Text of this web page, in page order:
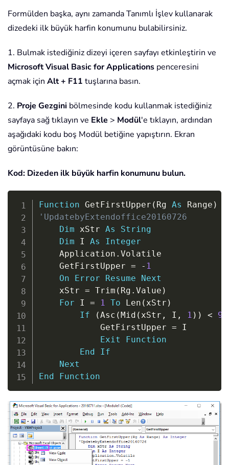
Formülden başka, aynı zamanda Tanımlı İşlev kullanarak
dizedeki ilk büyük harfin konumunu bulabilirsiniz.
1. Bulmak istediğiniz dizeyi içeren sayfayı etkinleştirin ve
Microsoft Visual Basic for Applications penceresini
açmak için Alt + F11 tuşlarına basın.
2. Proje Gezgini bölmesinde kodu kullanmak istediğiniz
sayfaya sağ tıklayın ve Ekle > Modül'e tıklayın, ardından
aşağıdaki kodu boş Modül betiğine yapıştırın. Ekran
görüntüsüne bakın:
Kod: Dizeden ilk büyük harfin konumunu bulun.
Function GetFirstUpper ( Rg As Range )
'UpdatebyExtendoffice20160726
Dim xStr As
String
Dim I As
Integer
    Application
. Volatile
    GetFirstUpper
= - 1
On
Error Resume
Next
    xStr
= Trim ( Rg . Value )
For I = 1 To Len ( xStr )
If
(Asc (Mid ( xStr , I , 1 ) ) < 91
            GetFirstUpper
= I
Exit
Function
End
If
Next
End
Function
Copy